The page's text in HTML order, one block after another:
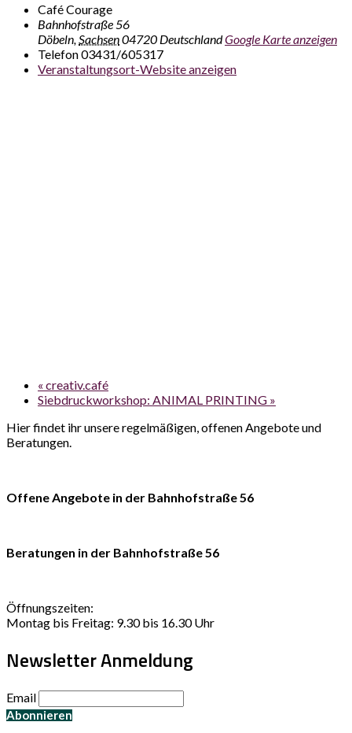
Café Courage
Bahnhofstraße 56
Döbeln,Sachsen04720 DeutschlandGoogle Karte anzeigen
Telefon03431/605317
Veranstaltungsort-Website anzeigen
« creativ.café
Siebdruckworkshop: ANIMAL PRINTING »
Hier findet ihr unsere regelmäßigen, offenen Angebote und
Beratungen.
Offene Angebote in der Bahnhofstraße 56
Beratungen in der Bahnhofstraße 56
Öffnungszeiten:
Montag bis Freitag: 9.30 bis 16.30 Uhr
Newsletter Anmeldung
Email